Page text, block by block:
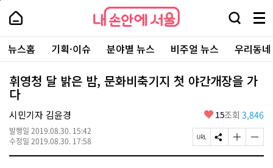
본
로
가
내
손
안
에
서
울
-
서
울
시
대
표
소
통
포
내
손
에
울
검
창
열
기
메
뉴
전
체
보
주
요
서
뉴스홈 기획·이슈 분야별 뉴스 비주얼 뉴스 우리동
휘영청 달 밝은 밤, 문화비축기지 첫 야간개장을 가
다
시민기자 김윤경
발행일 2019.08.30. 15:42
수정일 2019.08.30. 17:58
좋
요
15조회 3,846
페
이
S
N
글
자
글
자
페
상
단
로